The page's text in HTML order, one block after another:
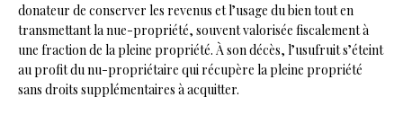
donateur de conserver les revenus et l’usage du bien tout en
transmettant la nue-propriété, souvent valorisée fiscalement à
une fraction de la pleine propriété. À son décès, l’usufruit s’éteint
au profit du nu-propriétaire qui récupère la pleine propriété
sans droits supplémentaires à acquitter.